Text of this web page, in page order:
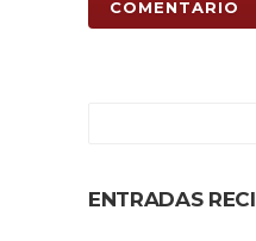
ENTRADAS